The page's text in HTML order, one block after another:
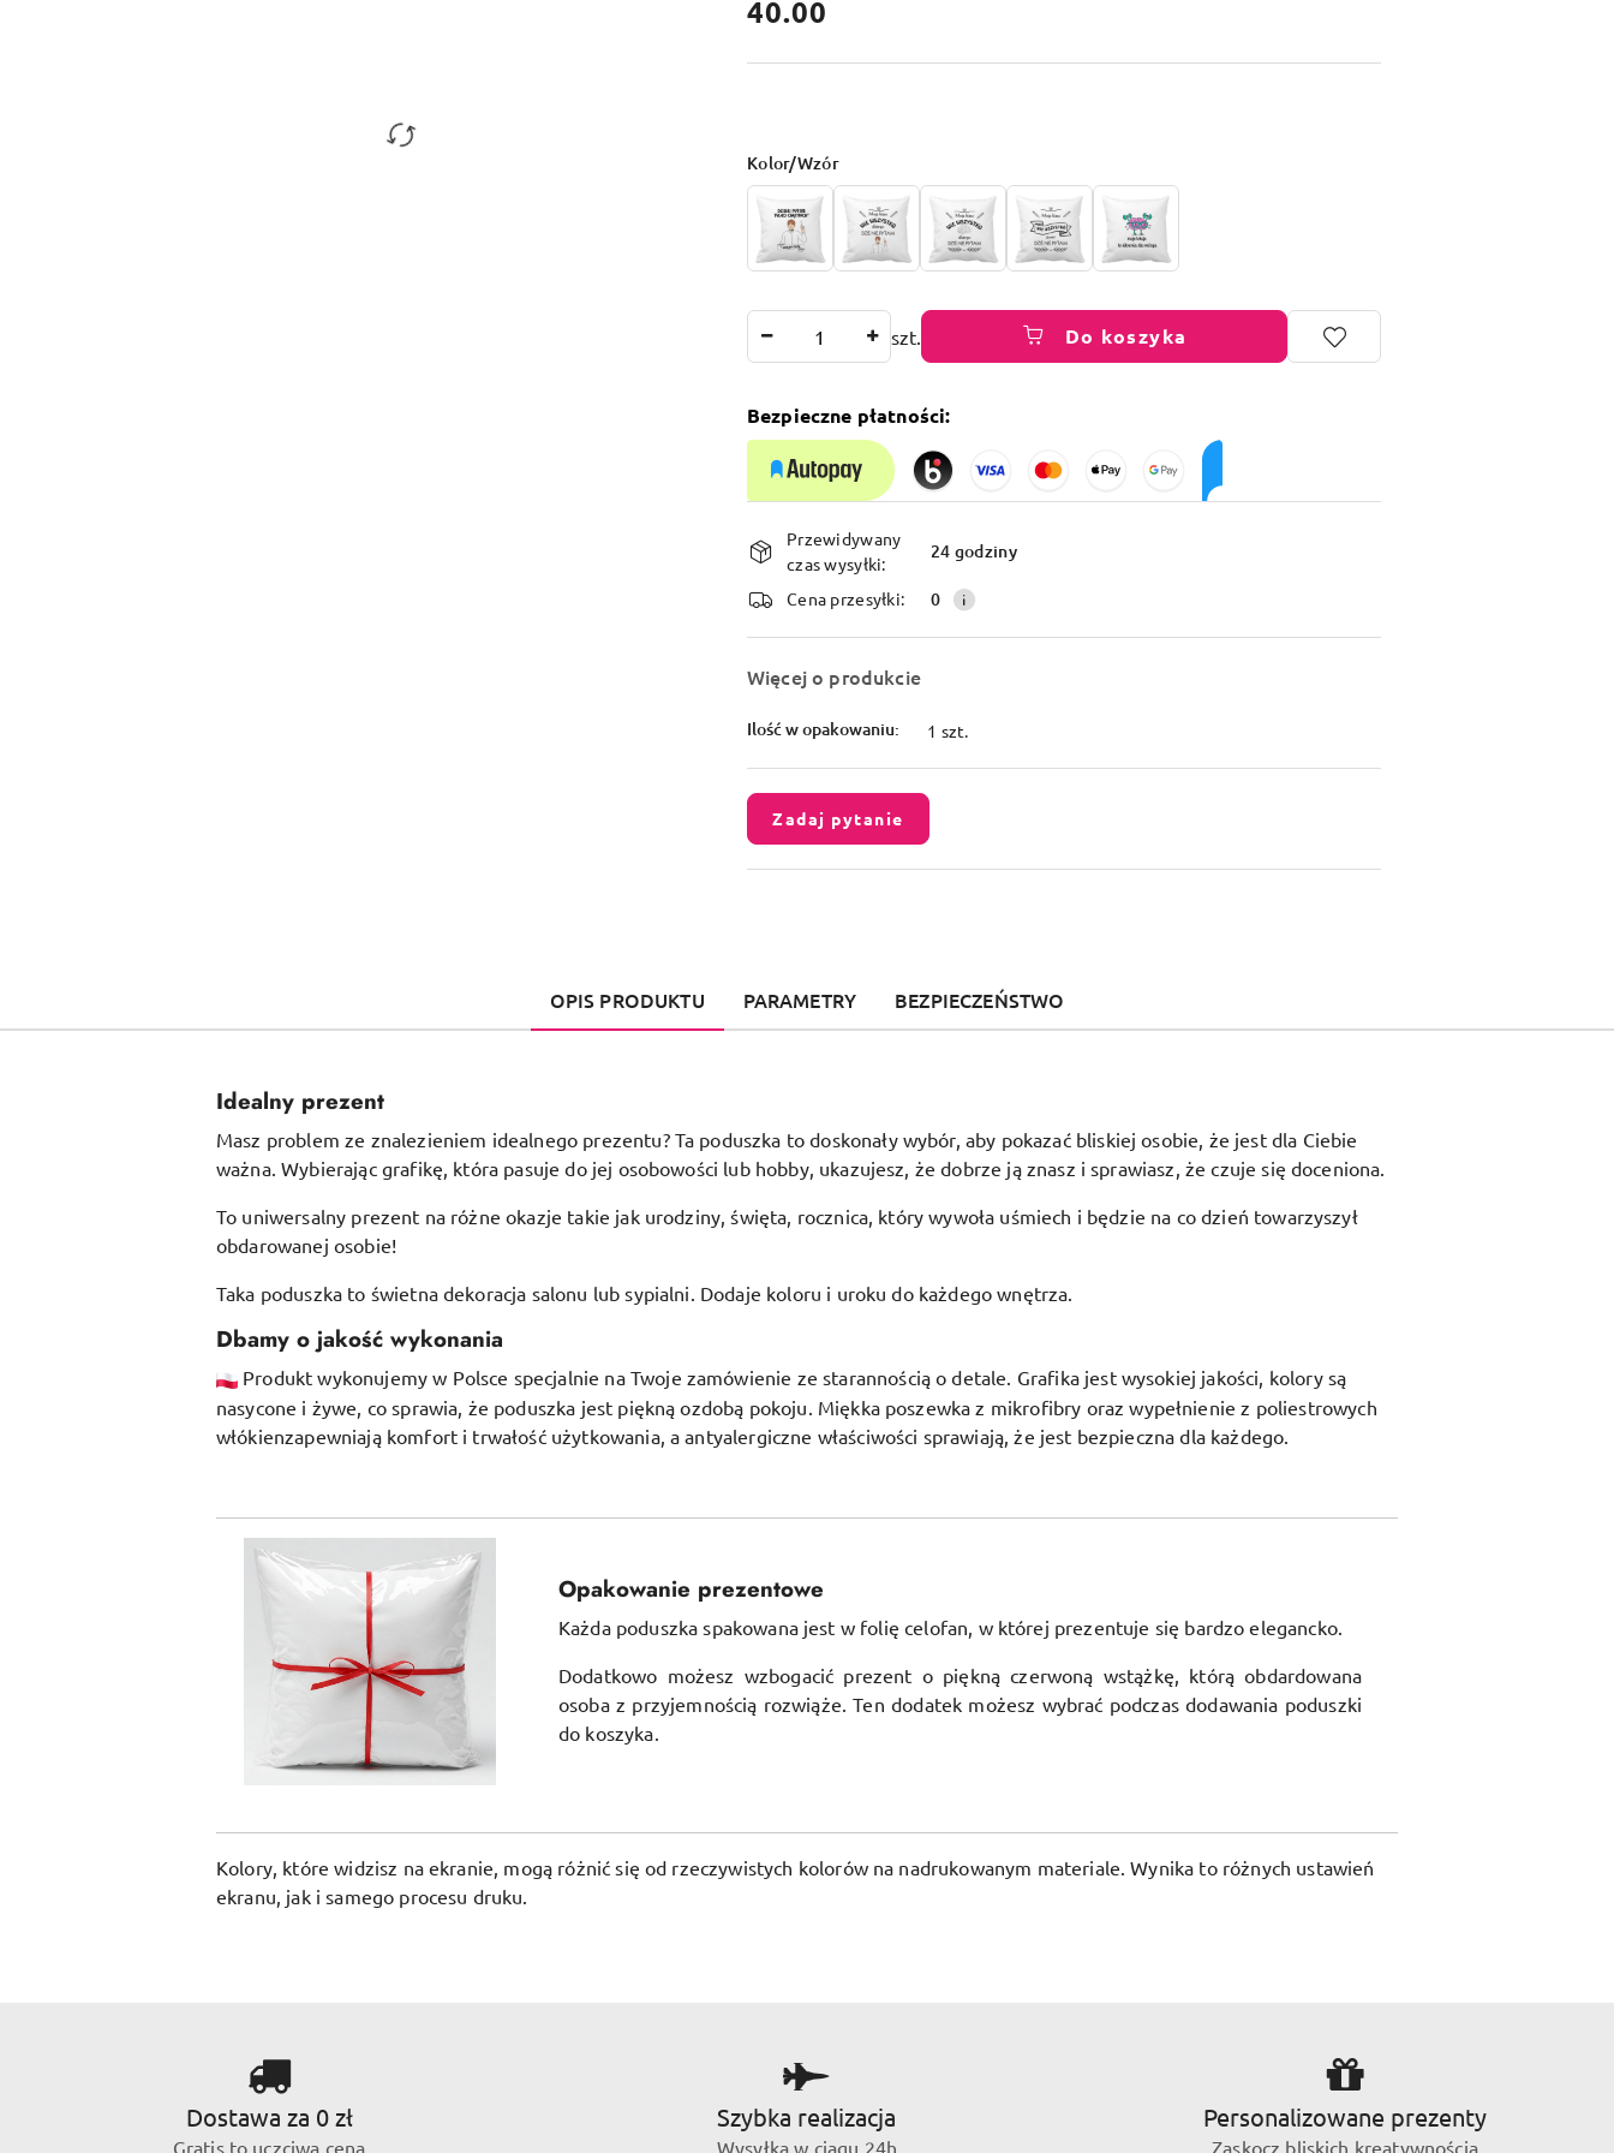
cena:
40.00
Wariant
Kolor/Wzór
szt. Do koszyka
Bezpieczne płatności:
Dostępność
i
dostawa
Przewidywany
czas wysyłki:
24 godziny
Cena przesyłki: 0
Więcej o produkcie
Ilość w opakowaniu: 1 szt.
Zadaj pytanie
OPIS PRODUKTU PARAMETRY BEZPIECZEŃSTWO
Idealny prezent
Masz problem ze znalezieniem idealnego prezentu? Ta poduszka to doskonały wybór, aby pokazać bliskiej osobie, że jest dla Ciebie
ważna. Wybierając grafikę, która pasuje do jej osobowości lub hobby, ukazujesz, że dobrze ją znasz i sprawiasz, że czuje się doceniona.
To uniwersalny prezent na różne okazje takie jak urodziny, święta, rocznica, który wywoła uśmiech i będzie na co dzień towarzyszył
obdarowanej osobie!
Taka poduszka to świetna dekoracja salonu lub sypialni. Dodaje koloru i uroku do każdego wnętrza.
Dbamy o jakość wykonania
Produkt wykonujemy w Polsce specjalnie na Twoje zamówienie ze starannością o detale. Grafika jest wysokiej jakości, kolory są
nasycone i żywe, co sprawia, że poduszka jest piękną ozdobą pokoju. Miękka poszewka z mikrofibry orazwypełnienie z poliestrowych
włókienzapewniają komfort i trwałość użytkowania, a antyalergiczne właściwości sprawiają, że jest bezpieczna dla każdego.
Opakowanie prezentowe
Każda poduszka spakowana jest w folię celofan, w której prezentuje się bardzo elegancko.
Dodatkowo możesz wzbogacić prezent o piękną czerwoną wstążkę, którą obdardowana
osoba z przyjemnością rozwiąże. Ten dodatek możesz wybrać podczas dodawania poduszki
do koszyka.
Kolory, które widzisz na ekranie, mogą różnić się od rzeczywistych kolorów na nadrukowanym materiale. Wynika to różnych ustawień
ekranu, jak i samego procesu druku.
Dostawa za 0 zł
Gratis to uczciwa cena
Szybka realizacja
Wysyłka w ciągu 24h
Personalizowane prezenty
Zaskocz bliskich kreatywnością